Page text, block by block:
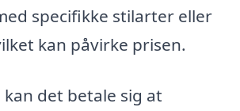
specifikke stilarter eller
kan påvirke prisen.
det betale sig at